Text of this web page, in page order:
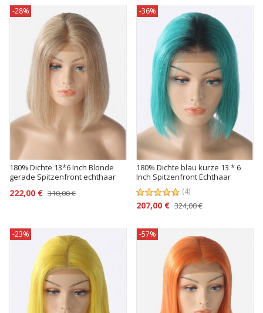
-28%
180% Dichte 13*6 Inch Blonde
gerade Spitzenfront echthaar
310,00 €
222,00 €
-36%
180% Dichte blau kurze 13 * 6
Inch Spitzenfront Echthaar
Perücke mit Babyhaar
(4)
324,00 €
207,00 €
-23% -57%